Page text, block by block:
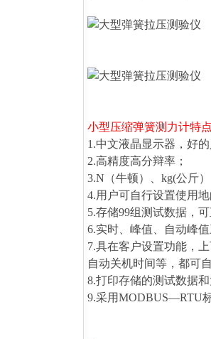
小型压缩弹簧测力计特
1.中文液晶显示器，好
2.高精度高分辩率；
3.N（牛顿）、kg(公斤
4.用户可自行设置使用
5.存储99组测试数据，
6.实时、峰值、自动峰
7.具在客户设置功能，
自动关机时间等，都可
8.打印存储的测试数据
9.采用MODBUS—RTU